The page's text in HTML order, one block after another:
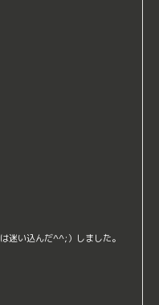
迷い込んだ^^;）しました。